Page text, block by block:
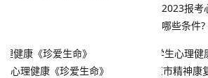
2023报考
哪些条件?
心理健康《珍爱生命》